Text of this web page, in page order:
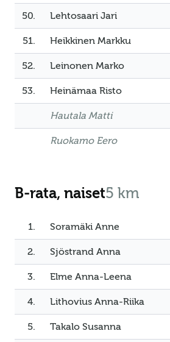
50. Lehtosaari Jari
51. Heikkinen Markku
52. Leinonen Marko
53. Heinämaa Risto
Hautala Matti
Ruokamo Eero
B-rata, naiset5 km
1. Soramäki Anne
2. Sjöstrand Anna
3. Elme Anna-Leena
4. Lithovius Anna-Riika
5. Takalo Susanna